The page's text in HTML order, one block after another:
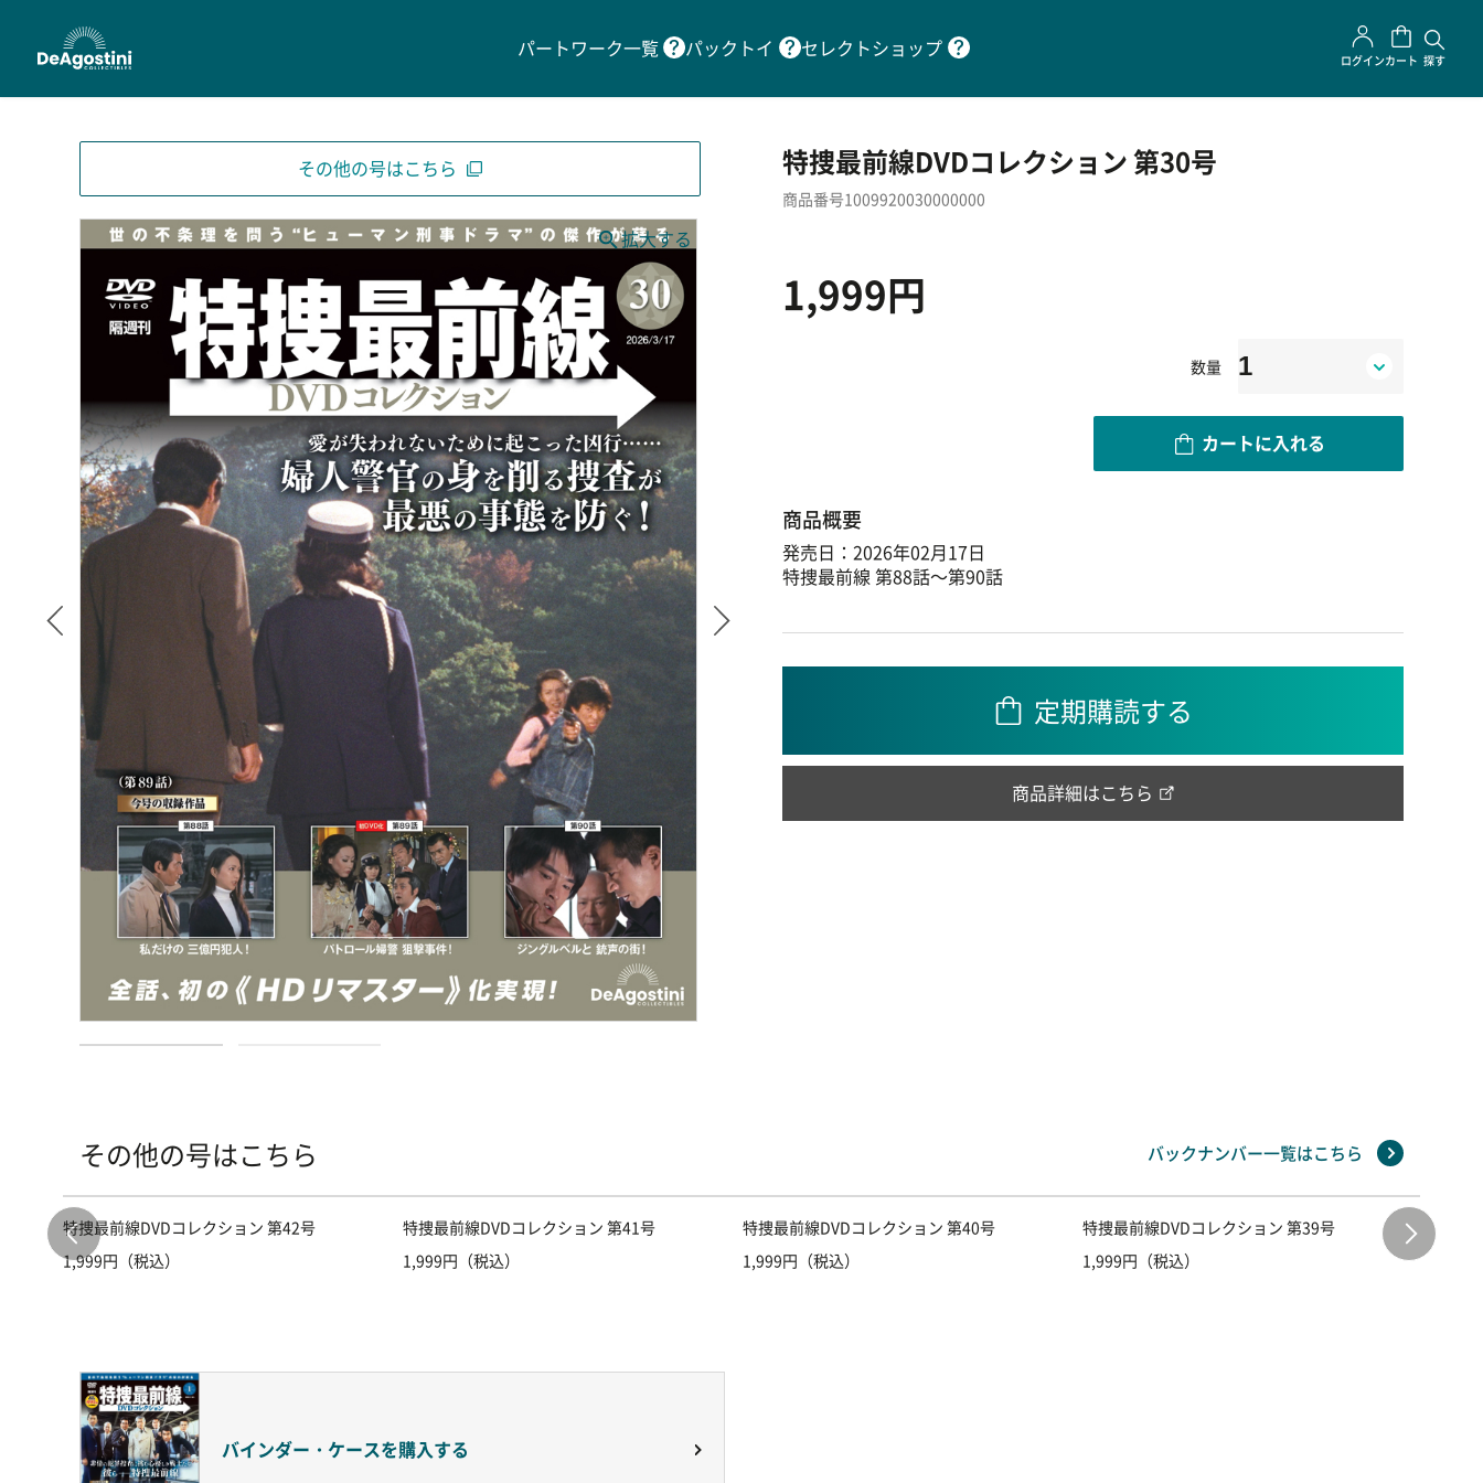
パートワーク一覧 パックトイ セレクトショップ ログインカート 探す
その他の号はこちら 特捜最前線DVDコレクション 第30号
商品番号1009920030000000
1,999円
数量
カートに入れる
商品概要
発売日：2026年02月17日
特捜最前線 第88話～第90話
定期購読する
商品詳細はこちら
その他の号はこちら
特捜最前線DVDコレクション 第42号
1,999円（税込）
特捜最前線DVDコレクション 第41号
1,999円（税込）
特捜最前線DVDコレクション 第40号
1,999円（税込）
特捜最前線DVDコレクション 第39号
1,999円（税込）
特捜最
1,999円
バックナンバー一覧はこちら
バインダー・ケースを購入する